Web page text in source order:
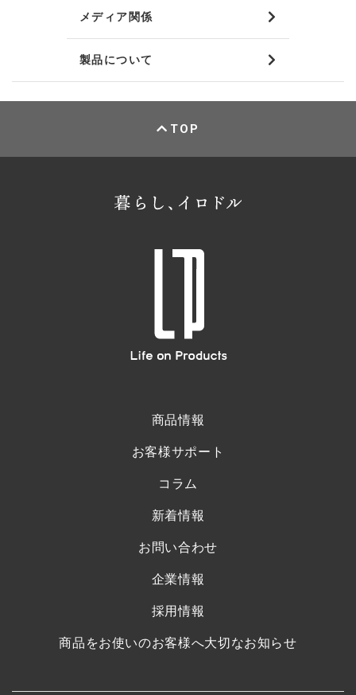
メディア関係
製品について
TOP
商品情報
お客様サポート
コラム
新着情報
お問い合わせ
企業情報
採用情報
商品をお使いのお客様へ大切なお知らせ